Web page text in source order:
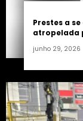
Prestes a
atropelada
junho 29, 2026